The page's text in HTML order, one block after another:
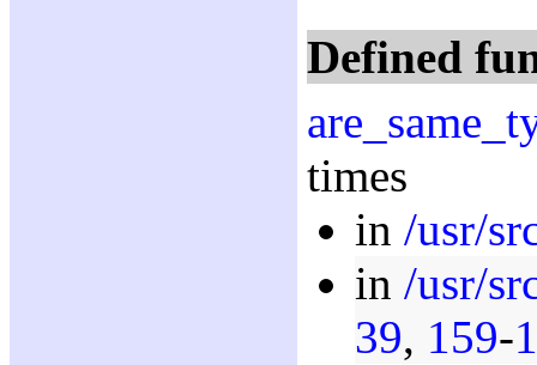
Defined
times
in /usr/
in /usr/
39, 159-